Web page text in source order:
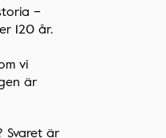
–
120 år.
vi
är
Svaret är